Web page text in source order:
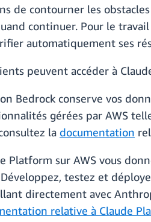
de contourner les
continuer. Pour le
automatiquement ses
peuvent accéder à
Bedrock conserve vos
gérées par AWS
la documentation
Platform sur AWS vous
Développez, testez et
directement avec
relative à Claude